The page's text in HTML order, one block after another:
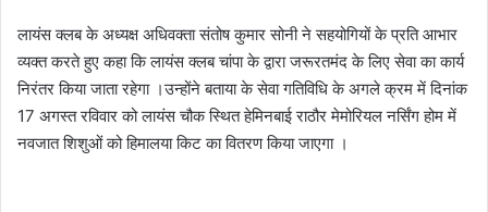
लायंस क्लब के अध्यक्ष अधिवक्ता संतोष कुमार सोनी ने सहयोगियों के प्रति आभार
व्यक्त करते हुए कहा कि लायंस क्लब चांपा के द्वारा जरूरतमंद के लिए सेवा का कार्य
निरंतर किया जाता रहेगा ।उन्होंने बताया के सेवा गतिविधि के अगले क्रम में दिनांक
17 अगस्त रविवार को लायंस चौक स्थित हेमिनबाई राठौर मेमोरियल नर्सिंग होम में
नवजात शिशुओं को हिमालया किट का वितरण किया जाएगा ।